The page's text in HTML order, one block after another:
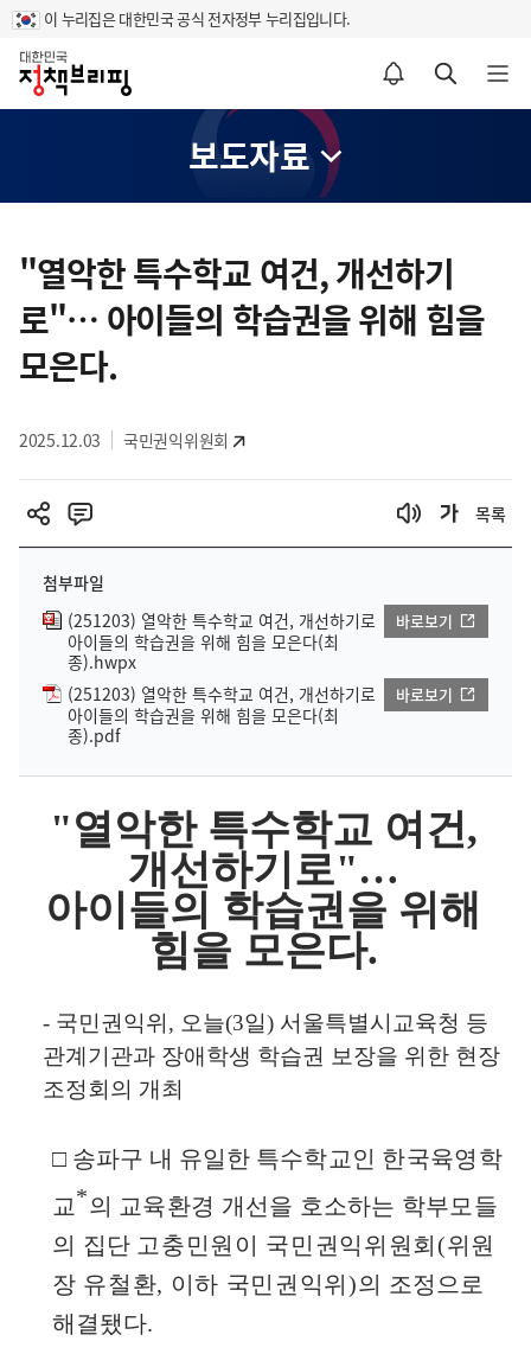
이 누리집은 대한민국 공식 전자정부 누리집입니다.
홈
알림설정 바로가기 검색 바로가기 메뉴 열기
보도자료
텐
영
역
"열악한 특수학교 여건, 개선하기
로"… 아이들의 학습권을 위해 힘을
모은다.
2025.12.03 국민권익위원회
목록
첨부파일
(251203) 열악한 특수학교 여건, 개선하기로
아이들의 학습권을 위해 힘을 모은다(최
종).hwpx
바로보기
(251203) 열악한 특수학교 여건, 개선하기로
아이들의 학습권을 위해 힘을 모은다(최
종).pdf
바로보기
"열악한 특수학교 여건,
개선하기로"…
아이들의 학습권을 위해
힘을 모은다.
- 국민권익위 , 오늘(3일) 서울특별시교육청 등
관계기관과 장애학생 학습권 보장을 위한 현장
조정회의 개최
□ 송파구 내 유일한 특수학교인 한국육영학
교*의 교육환경 개선을 호소하는 학부모들
의 집단 고충민원이 국민권익위원회 (위원
장 유철환, 이하 국민권익위)의 조정으로
해결됐다.